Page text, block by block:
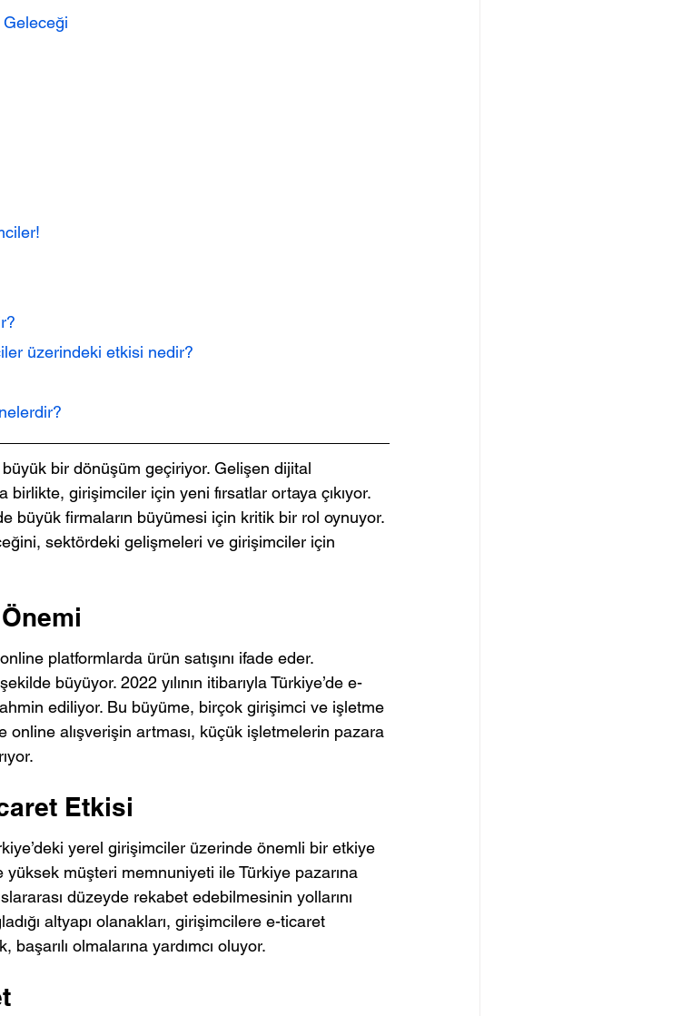
Geleceği
üzerindeki etkisi nedir?
bir dönüşüm geçiriyor. Gelişen dijital
girişimciler için yeni fırsatlar ortaya çıkıyor.
büyük firmaların büyümesi için kritik bir rol oynuyor.
sektördeki gelişmeleri ve girişimciler için
platformlarda ürün satışını ifade eder.
büyüyor. 2022 yılının itibarıyla Türkiye’de e-
ediliyor. Bu büyüme, birçok girişimci ve işletme
online alışverişin artması, küçük işletmelerin pazara
Etkisi
yerel girişimciler üzerinde önemli bir etkiye
müşteri memnuniyeti ile Türkiye pazarına
düzeyde rekabet edebilmesinin yollarını
altyapı olanakları, girişimcilere e-ticaret
olmalarına yardımcı oluyor.